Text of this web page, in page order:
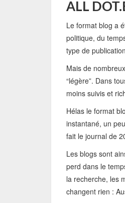
ALL
Le format blog a
politique, du
type de
Mais de
“légère”. Dans
moins suivis et
Hélas le format
instantané, un
fait le journal de
Les blogs sont
perd dans le
la recherche, les
changent rien :